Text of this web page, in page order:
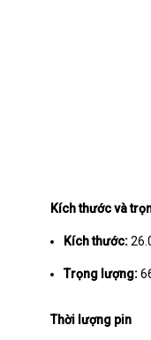
Kích thước và
Kích thước:
Trọng lượng:
Thời lượng pin